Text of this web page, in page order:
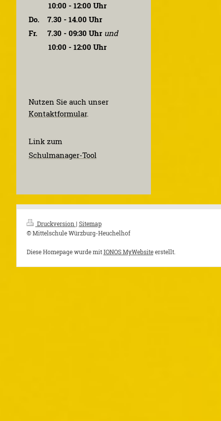
10:00 - 12:00 Uhr
Do. 7.30 - 14.00 Uhr
Fr. 7.30 - 09:30 Uhr und
10:00 - 12:00 Uhr
Nutzen Sie auch unser
Kontaktformular.
Link zum
Schulmanager-Tool
Druckversion | Sitemap
© Mittelschule Würzburg-Heuchelhof
Diese Homepage wurde mitIONOS MyWebsiteerstellt.